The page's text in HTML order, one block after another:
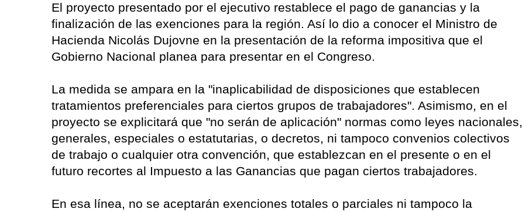
El proyecto presentado por el ejecutivo restablece el pago de ganancias y la
finalización de las exenciones para la región. Así lo dio a conocer el Ministro de
Hacienda Nicolás Dujovne en la presentación de la reforma impositiva que el
Gobierno Nacional planea para presentar en el Congreso.
La medida se ampara en la "inaplicabilidad de disposiciones que establecen
tratamientos preferenciales para ciertos grupos de trabajadores". Asimismo, en el
proyecto se explicitará que "no serán de aplicación" normas como leyes nacionales,
generales, especiales o estatutarias, o decretos, ni tampoco convenios colectivos
de trabajo o cualquier otra convención, que establezcan en el presente o en el
futuro recortes al Impuesto a las Ganancias que pagan ciertos trabajadores.
En esa línea, no se aceptarán exenciones totales o parciales ni tampoco la